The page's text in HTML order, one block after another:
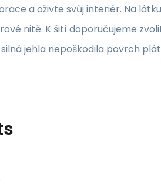
a oživte svůj interiér. Na
nitě. K šití doporučujeme
jehla nepoškodila povrch